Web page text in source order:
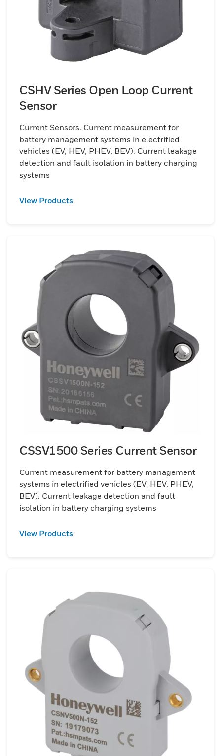
CSHV Series Open Loop Current
Sensor
Current Sensors. Current measurement for
battery management systems in electrified
vehicles (EV, HEV, PHEV, BEV). Current leakage
detection and fault isolation in battery charging
systems
View Products
CSSV1500 Series Current Sensor
Current measurement for battery management
systems in electrified vehicles (EV, HEV, PHEV,
BEV). Current leakage detection and fault
isolation in battery charging systems
View Products